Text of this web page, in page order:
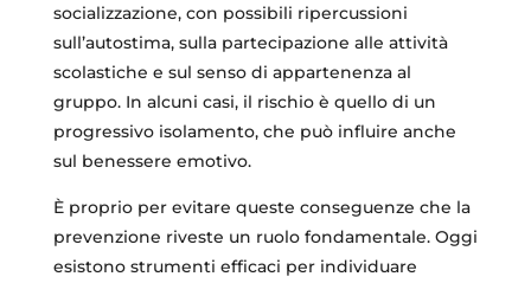
socializzazione, con possibili ripercussioni
sull’autostima, sulla partecipazione alle attività
scolastiche e sul senso di appartenenza al
gruppo. In alcuni casi, il rischio è quello di un
progressivo isolamento, che può influire anche
sul benessere emotivo.
È proprio per evitare queste conseguenze che la
prevenzione riveste un ruolo fondamentale. Oggi
esistono strumenti efficaci per individuare